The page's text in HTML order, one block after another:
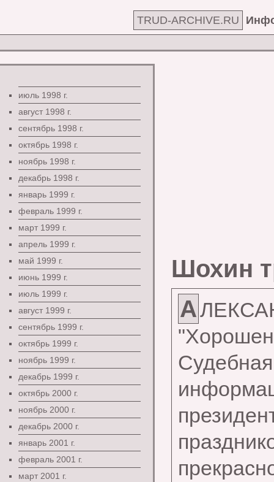
TRUD-ARCHIVE.RU
июль 1998 г.
август 1998 г.
сентябрь 1998 г.
октябрь 1998 г.
ноябрь 1998 г.
декабрь 1998 г.
январь 1999 г.
февраль 1999 г.
март 1999 г.
апрель 1999 г.
май 1999 г.
июнь 1999 г.
июль 1999 г.
август 1999 г.
сентябрь 1999 г.
октябрь 1999 г.
ноябрь 1999 г.
декабрь 1999 г.
октябрь 2000 г.
ноябрь 2000 г.
декабрь 2000 г.
январь 2001 г.
февраль 2001 г.
март 2001 г.
Шохин
А